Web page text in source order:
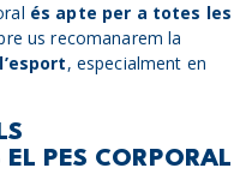
és apte per a totes les
us recomanarem la
, especialment en
PES CORPORAL